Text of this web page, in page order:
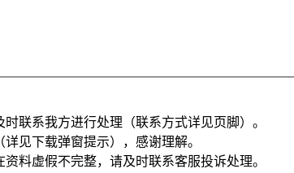
联系我方进行处理（联系方式详见页脚）。
见下载弹窗提示），感谢理解。
料虚假不完整，请及时联系客服投诉处理。